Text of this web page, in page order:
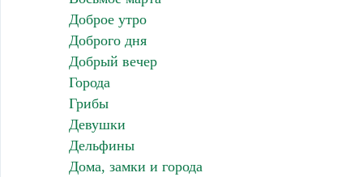
Доброе утро
Доброго дня
Добрый вечер
Города
Грибы
Девушки
Дельфины
Дома, замки и города